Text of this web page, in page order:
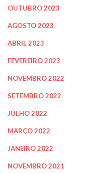
OUTUBRO 2023
AGOSTO 2023
ABRIL 2023
FEVEREIRO 2023
NOVEMBRO 2022
SETEMBRO 2022
JULHO 2022
MARÇO 2022
JANEIRO 2022
NOVEMBRO 2021